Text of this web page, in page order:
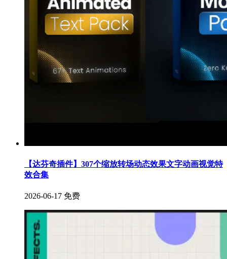
【达芬奇插件】307个缩放转场动态效果文字动画视觉特
效合集
2026-06-17 免费